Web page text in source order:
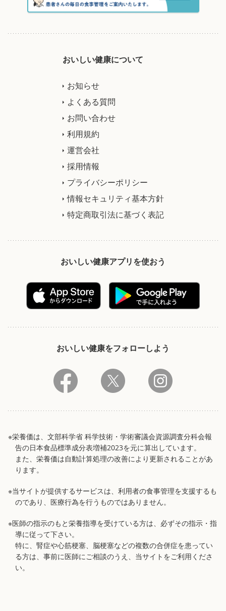
おいしい健康について
お知らせ
よくある質問
お問い合わせ
利用規約
運営会社
採用情報
プライバシーポリシー
情報セキュリティ基本方針
特定商取引法に基づく表記
おいしい健康アプリを使おう
おいしい健康をフォローしよう
※栄養価は、文部科学省 科学技術・学術審議会資源調査分科会報
告の日本食品標準成分表増補2023を元に算出しています。
また、栄養価は自動計算処理の改善により更新されることがあ
ります。
※当サイトが提供するサービスは、利用者の食事管理を支援するも
のであり、医療行為を行うものではありません。
※医師の指示のもと栄養指導を受けている方は、必ずその指示・指
導に従って下さい。
特に、腎症や心筋梗塞、脳梗塞などの複数の合併症を患ってい
る方は、事前に医師にご相談のうえ、当サイトをご利用くださ
い。